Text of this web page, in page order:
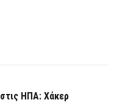
ΗΠΑ: Χάκερ